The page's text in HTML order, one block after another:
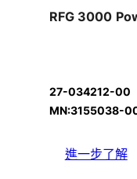
RFG 3000
27-034212-00
MN:3155038-
進一步了解